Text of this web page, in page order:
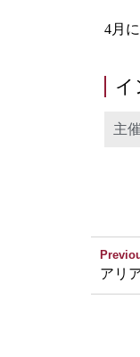
4月
イ
主催
アリ